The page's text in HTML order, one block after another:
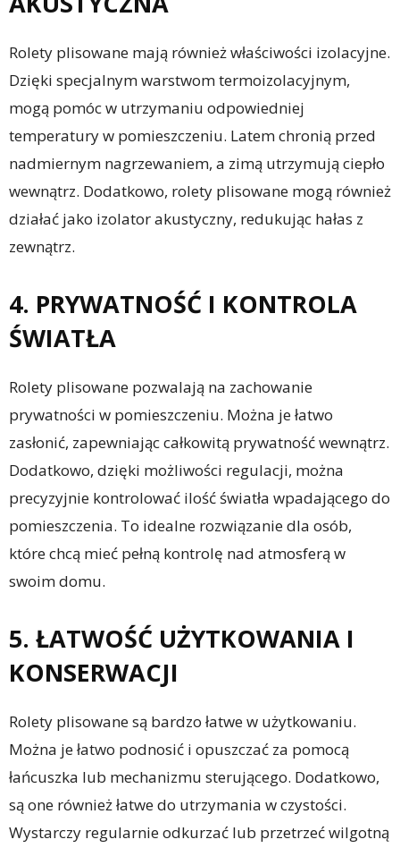
Rolety plisowane mają również właściwości izolacyjne.
Dzięki specjalnym warstwom termoizolacyjnym,
mogą pomóc w utrzymaniu odpowiedniej
temperatury w pomieszczeniu. Latem chronią przed
nadmiernym nagrzewaniem, a zimą utrzymują ciepło
wewnątrz. Dodatkowo, rolety plisowane mogą również
działać jako izolator akustyczny, redukując hałas z
zewnątrz.
4. PRYWATNOŚĆ I KONTROLA
ŚWIATŁA
Rolety plisowane pozwalają na zachowanie
prywatności w pomieszczeniu. Można je łatwo
zasłonić, zapewniając całkowitą prywatność wewnątrz.
Dodatkowo, dzięki możliwości regulacji, można
precyzyjnie kontrolować ilość światła wpadającego do
pomieszczenia. To idealne rozwiązanie dla osób,
które chcą mieć pełną kontrolę nad atmosferą w
swoim domu.
5. ŁATWOŚĆ UŻYTKOWANIA I
KONSERWACJI
Rolety plisowane są bardzo łatwe w użytkowaniu.
Można je łatwo podnosić i opuszczać za pomocą
łańcuszka lub mechanizmu sterującego. Dodatkowo,
są one również łatwe do utrzymania w czystości.
Wystarczy regularnie odkurzać lub przetrzeć wilgotną